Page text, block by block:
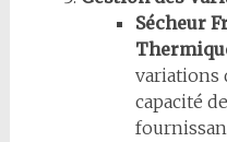
Sécheur
variations
capacité